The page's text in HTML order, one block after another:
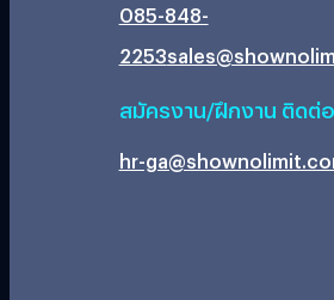
085-848-
2253
สมัครงาน/ฝึกงาน ติดต่
hr-